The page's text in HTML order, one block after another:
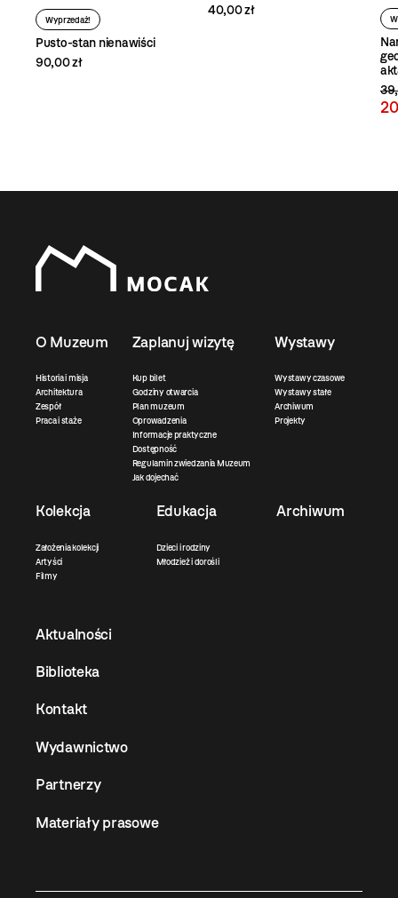
Wyprzedaż!
Pusto-stan nienawiści
90,00 zł
40,00 zł
O Muzeum
Historia i misja
Architektura
Zespół
Praca i staże
Zaplanuj wizytę
Kup bilet
Godziny otwarcia
Plan muzeum
Oprowadzenia
Informacje praktyczne
Dostępność
Regulamin zwiedzania Muzeum
Jak dojechać
Wystawy
Wystawy czasowe
Wystawy stałe
Archiwum
Projekty
Kolekcja
Założenia kolekcji
Artyści
Filmy
Edukacja
Dzieci i rodziny
Młodzież i dorośli
Archiwum
Aktualności
Biblioteka
Kontakt
Wydawnictwo
Partnerzy
Materiały prasowe